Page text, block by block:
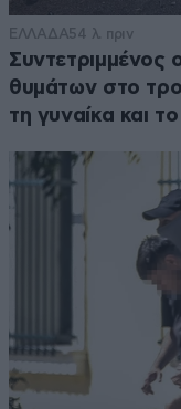
ΕΛΛΑΔΑ54 λ. πριν
Συντετριμμένος
θυμάτων στο
τη γυναίκα και